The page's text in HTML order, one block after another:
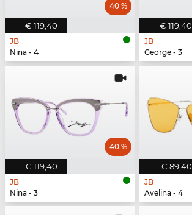
€ 119,40
40 %
JB
Nina - 4
€ 119,40
JB
George - 3
€ 119,40
40 %
JB
Nina - 3
€ 89,40
JB
Avelina - 4